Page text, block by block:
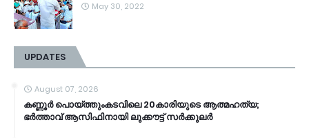
May 30, 2022
UPDATES
August 07, 2026
കണ്ണൂർ പൊയ്ത്തുംകടവിലെ 20കാരിയുടെ ആത്മഹത്യ;
ഭർത്താവ് ആസിഫിനായി ലുക്കൗട്ട് സർക്കുലർ